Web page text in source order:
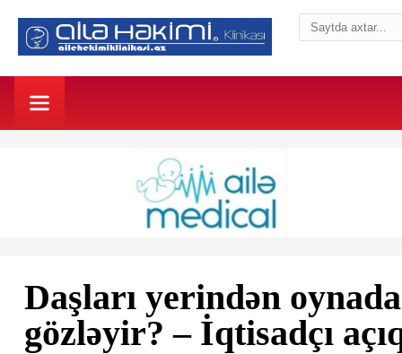
Daşları yerindən
gözləyir? – İqtisadçı